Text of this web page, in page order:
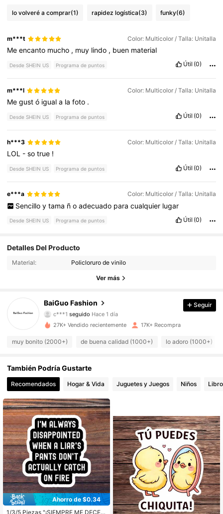
lo volveré a comprar(1) rapidez logística(3) funky(6)
m***t Color: Multicolor / Talla: Unitalla
Meencanto mucho , muy lindo , buen material
Desde SHEIN US Programa de puntos Útil (0)
m***l Color: Multicolor / Talla: Unitalla
Megustó iguala lafoto .
Desde SHEIN US Programa de puntos Útil (0)
h***3 Color: Multicolor / Talla: Unitalla
LOL -sotrue !
Desde SHEIN US Programa de puntos Útil (0)
e***a Color: Multicolor / Talla: Unitalla
Sencillo y tama ñ o adecuado para cualquier lugar
Desde SHEIN US Programa de puntos Útil (0)
Detalles Del Producto
Material: Policloruro de vinilo
Ver más
BaiGuo Fashion
4.95 1.3K Seguidores
1.3K Seguidores
4.95
c***1 seguido Hace 1 día
4.95
4.95 1.3K Seguidores
4.95 1.3K Seguidores
4.95
4.95 1.3K Seguidores
4.95 1.3K Seguidores
4.95 1.3K Seguidores
4.95 1.3K Seguidores
Seguir
27K+ Vendido recientemente 17K+ Recompra
muy bonito (2000+) de buena calidad (1000+) lo adoro (1000+)
También Podría Gustarte
Recomendados Hogar & Vida Juguetes y Juegos Niños
Ahorro de $0.34
1/3/5 Piezas "¡SIEMPRE ME DECEP